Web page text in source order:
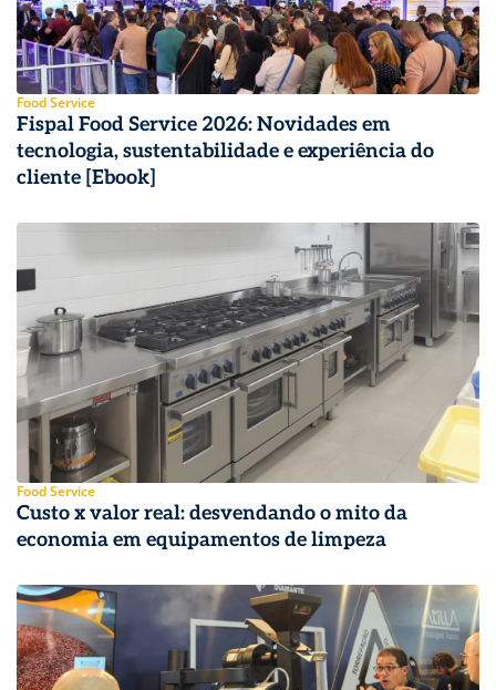
Food Service
Fispal Food Service 2026: Novidades em
tecnologia, sustentabilidade e experiência do
cliente [Ebook]
Food Service
Custo x valor real: desvendando o mito da
economia em equipamentos de limpeza